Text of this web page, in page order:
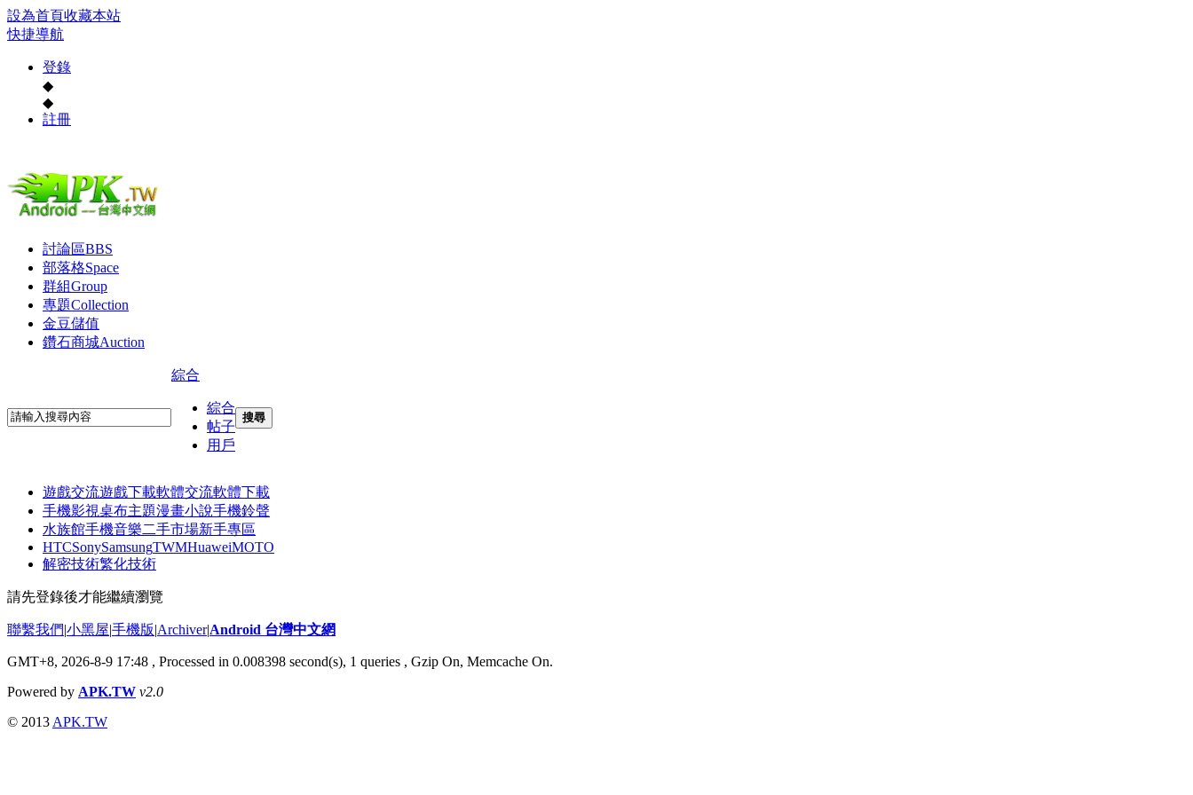
設為首頁收藏本站
快捷導航
登錄
◆
◆
註冊
討論區BBS
部落格Space
群組Group
專題Collection
金豆儲值
鑽石商城Auction
綜合
綜合
帖子
用戶
搜尋
遊戲交流遊戲下載軟體交流軟體下載
手機影視桌布主題漫畫小說手機鈴聲
水族館手機音樂二手市場新手專區
HTCSonySamsungTWMHuaweiMOTO
解密技術繁化技術
請先登錄後才能繼續瀏覽
聯繫我們|小黑屋|手機版|Archiver|Android 台灣中文網
GMT+8, 2026-8-9 17:48 , Processed in 0.008398 second(s), 1 queries , Gzip On, Memcache On.
Powered by APK.TW v2.0
© 2013 APK.TW